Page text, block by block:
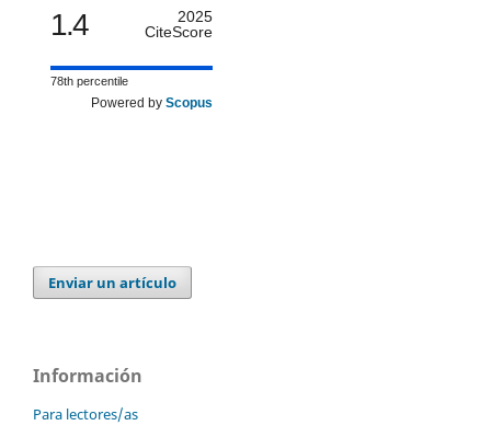
1.4
2025
CiteScore
78th percentile
Powered by Scopus
Enviar un artículo
Información
Para lectores/as